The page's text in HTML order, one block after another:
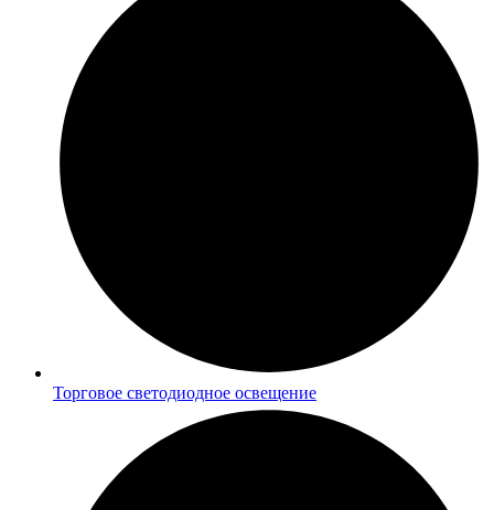
Торговое светодиодное освещение